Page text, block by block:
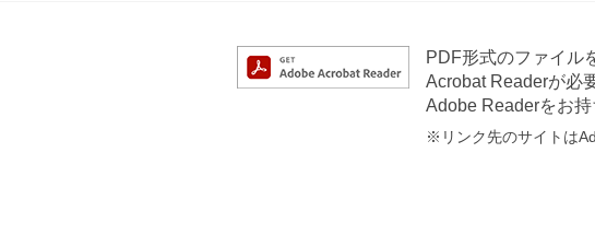
PDF形式のファイル
Acrobat Readerが必
Adobe Readerをお
※リンク先のサイトは